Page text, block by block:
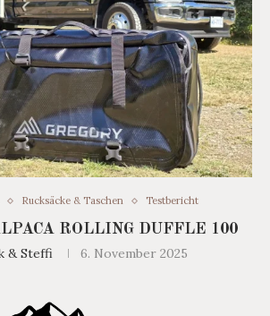
Rucksäcke & Taschen Testbericht
ROLLING DUFFLE 100
& Steffi 6. November 2025